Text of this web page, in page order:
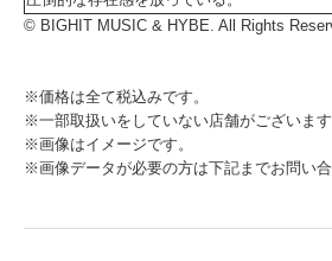
© BIGHIT MUSIC & HYBE. All Rights
※価格は全て税込みです。
※一部取扱いをしていない店舗がございます
※画像はイメージです。
※画像データが必要の方は下記までお問い合